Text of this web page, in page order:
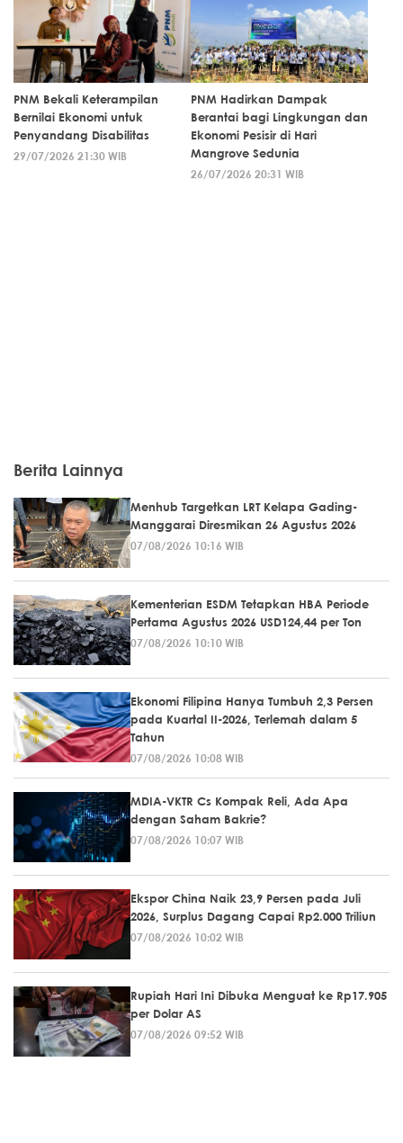
PNM Bekali Keterampilan
Bernilai Ekonomi untuk
Penyandang Disabilitas
29/07/2026 21:30 WIB
PNM Hadirkan Dampak
Berantai bagi Lingkungan dan
Ekonomi Pesisir di Hari
Mangrove Sedunia
26/07/2026 20:31 WIB
Berita Lainnya
Menhub Targetkan LRT Kelapa Gading-
Manggarai Diresmikan 26 Agustus 2026
07/08/2026 10:16 WIB
Kementerian ESDM Tetapkan HBA Periode
Pertama Agustus 2026 USD124,44 per Ton
07/08/2026 10:10 WIB
Ekonomi Filipina Hanya Tumbuh 2,3 Persen
pada Kuartal II-2026, Terlemah dalam 5
Tahun
07/08/2026 10:08 WIB
MDIA-VKTR Cs Kompak Reli, Ada Apa
dengan Saham Bakrie?
07/08/2026 10:07 WIB
Ekspor China Naik 23,9 Persen pada Juli
2026, Surplus Dagang Capai Rp2.000 Triliun
07/08/2026 10:02 WIB
Rupiah Hari Ini Dibuka Menguat ke Rp17.905
per Dolar AS
07/08/2026 09:52 WIB